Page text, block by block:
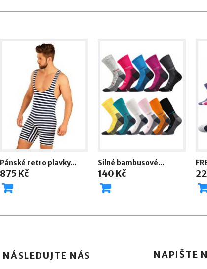
Pánské retro plavky...
875 Kč
Silné bambusové...
140 Kč
NÁSLEDUJTE NÁS NAPIŠTE